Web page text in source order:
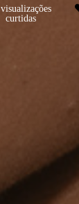
visualizações
curtidas